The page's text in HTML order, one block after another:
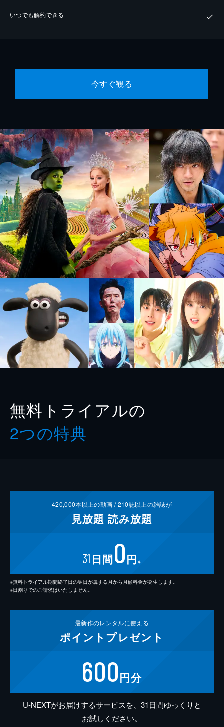
いつでも解約できる
今すぐ観る
無料トライアルの
2つの特典
420,000本以上の動画 /210誌以上の雑誌が
見放題 読み放題
31 日間0円 ※
※無料トライアル期間終了日の翌日が属する月から月額料金が発生します。
※日割りでのご請求はいたしません。
最新作のレンタルに使える
ポイント プレゼント
600円分
U-NEXTがお届けするサービスを、31日間ゆっくりと
お試しください。